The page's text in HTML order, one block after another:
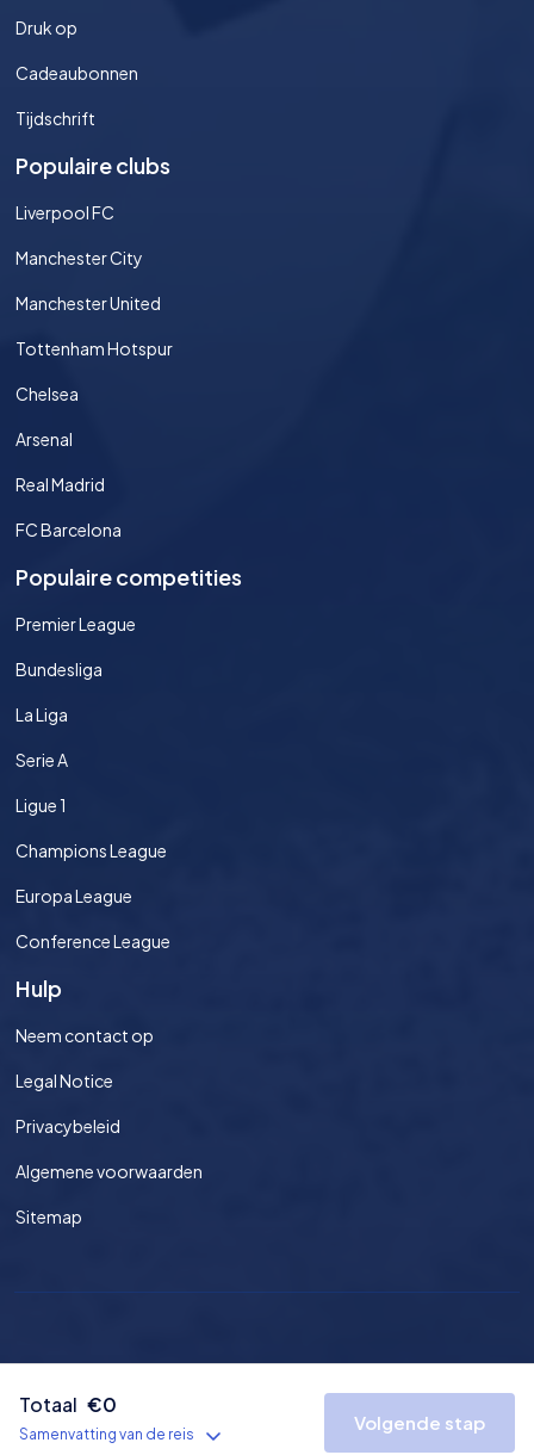
Totaal €0
Samenvatting van de reis
Volgende stap
Druk op
Cadeaubonnen
Tijdschrift
Populaire clubs
Liverpool FC
Manchester City
Manchester United
Tottenham Hotspur
Chelsea
Arsenal
Real Madrid
FC Barcelona
Populaire competities
Premier League
Bundesliga
La Liga
Serie A
Ligue 1
Champions League
Europa League
Conference League
Hulp
Neem contact op
Legal Notice
Privacybeleid
Algemene voorwaarden
Sitemap
Privacy Voorwaarden Sitemap Nederland EUR